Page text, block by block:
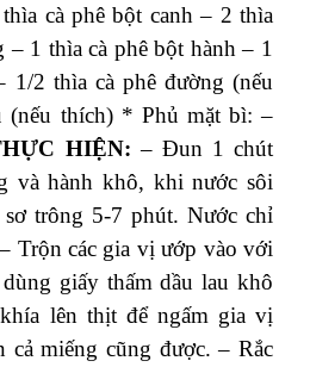
cà phê bột canh – 2 thìa
– 1 thìa cà phê bột hành – 1
1/2 thìa cà phê đường (nếu
(nếu thích) * Phủ mặt bì: –
HIỆN: – Đun 1 chút
và hành khô, khi nước sôi
trông 5-7 phút. Nước chỉ
– Trộn các gia vị ướp vào với
giấy thấm dầu lau khô
lên thịt để ngấm gia vị
cả miếng cũng được. – Rắc